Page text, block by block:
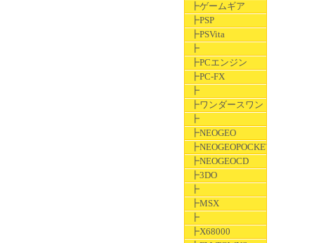
┣ゲームギア
┣PSP
┣PSVita
┣
┣PCエンジン
┣PC-FX
┣
┣ワンダースワン
┣
┣NEOGEO
┣NEOGEOPOCKET
┣NEOGEOCD
┣3DO
┣
┣MSX
┣
┣X68000